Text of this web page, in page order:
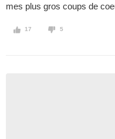
mes plus gros coups de
17 5